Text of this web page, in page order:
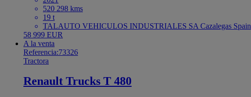
520 298 kms
19 t
TALAUTO VEHICULOS INDUSTRIALES SA Cazalegas Spain
58 999 EUR
A la venta
Referencia:73326
Tractora
Renault Trucks T 480